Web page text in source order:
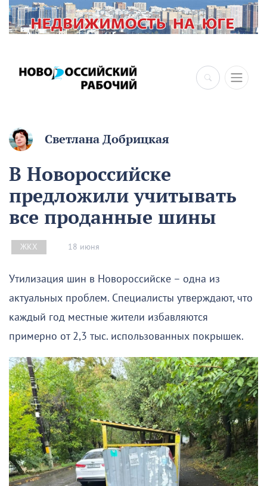
×
Светлана Добрицкая
В Новороссийске
предложили учитывать
все проданные шины
ЖКХ 18 июня
Утилизация шин в Новороссийске – одна из
актуальных проблем. Специалисты утверждают, что
каждый год местные жители избавляются
примерно от 2,3 тыс. использованных покрышек.